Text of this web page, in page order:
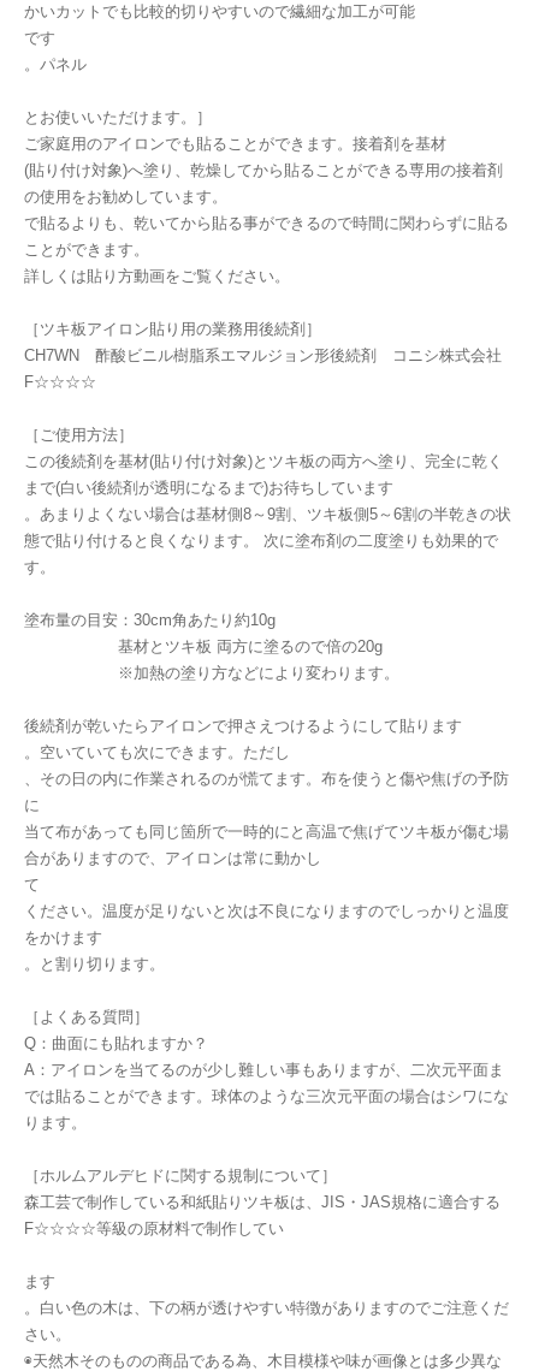
かいカットでも比較的切りやすいので繊細な加工が可能
です
。パネル
とお使いいただけます。］
ご家庭用のアイロンでも貼ることができます。接着剤を基材
(貼り付け対象)へ塗り、乾燥してから貼ることができる専用の接着剤
の使用をお勧めしています。
で貼るよりも、乾いてから貼る事ができるので時間に関わらずに貼る
ことができます。
詳しくは貼り方動画をご覧ください。
［ツキ板アイロン貼り用の業務用後続剤］
CH7WN 酢酸ビニル樹脂系エマルジョン形後続剤 コニシ株式会社
F☆☆☆☆
［ご使用方法］
この後続剤を基材(貼り付け対象)とツキ板の両方へ塗り、完全に乾く
まで(白い後続剤が透明になるまで)お待ちしています
。あまりよくない場合は基材側8～9割、ツキ板側5～6割の半乾きの状
態で貼り付けると良くなります。 次に塗布剤の二度塗りも効果的で
す。
塗布量の目安：30cm角あたり約10g
基材とツキ板 両方に塗るので倍の20g
※加熱の塗り方などにより変わります。
後続剤が乾いたらアイロンで押さえつけるようにして貼ります
。空いていても次にできます。ただし
、その日の内に作業されるのが慌てます。布を使うと傷や焦げの予防
に
当て布があっても同じ箇所で一時的にと高温で焦げてツキ板が傷む場
合がありますので、アイロンは常に動かし
て
ください。温度が足りないと次は不良になりますのでしっかりと温度
をかけます
。と割り切ります。
［よくある質問］
Q：曲面にも貼れますか？
A：アイロンを当てるのが少し難しい事もありますが、二次元平面ま
では貼ることができます。球体のような三次元平面の場合はシワにな
ります。
［ホルムアルデヒドに関する規制について］
森工芸で制作している和紙貼りツキ板は、JIS・JAS規格に適合する
F☆☆☆☆等級の原材料で制作してい
ます
。白い色の木は、下の柄が透けやすい特徴がありますのでご注意くだ
さい。
◉天然木そのものの商品である為、木目模様や味が画像とは多少異な